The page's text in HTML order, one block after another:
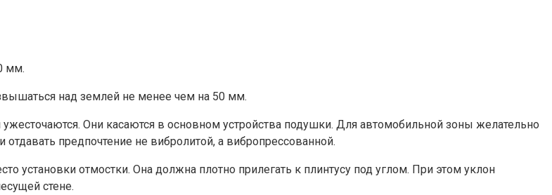
мм.
над землей не менее чем на 50 мм.
Они касаются в основном устройства подушки. Для автомобильной зоны желательно
предпочтение не вибролитой, а вибропрессованной.
установки отмостки. Она должна плотно прилегать к плинтусу под углом. При этом уклон
стене.